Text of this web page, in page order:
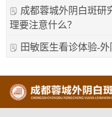
成都蓉城外阴白斑研
理要注意什么？
田敏医生看诊体验-外